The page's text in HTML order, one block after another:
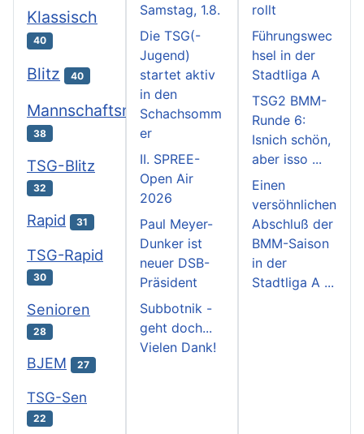
Klassisch
40
Blitz 40
Mannschaftsmeisterschaften
38
TSG-Blitz
32
Rapid 31
TSG-Rapid
30
Senioren
28
BJEM 27
TSG-Sen
22
Samstag, 1.8.
Die TSG(-
Jugend)
startet aktiv
in den
Schachsomm
er
II. SPREE-
Open Air
2026
Paul Meyer-
Dunker ist
neuer DSB-
Präsident
Subbotnik -
geht doch...
Vielen Dank!
rollt
Führungswec
hsel in der
Stadtliga A
TSG2 BMM-
Runde 6:
Isnich schön,
aber isso ...
Einen
versöhnlichen
Abschluß der
BMM-Saison
in der
Stadtliga A ...